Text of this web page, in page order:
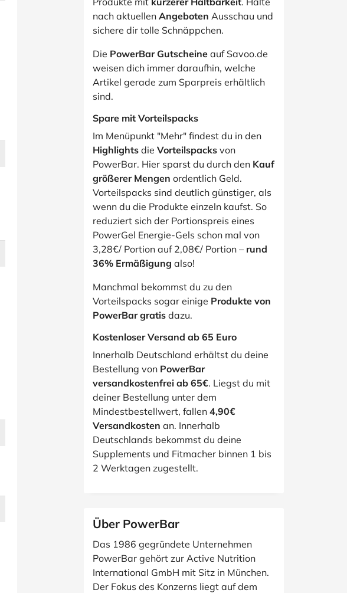
nach aktuellen Angeboten Ausschau und
sichere dir tolle Schnäppchen.
Die PowerBar Gutscheine auf Savoo.de
weisen dich immer daraufhin, welche
Artikel gerade zum Sparpreis erhältlich
sind.
Spare mit Vorteilspacks
Im Menüpunkt "Mehr" findest du in den
Highlights die Vorteilspacks von
PowerBar. Hier sparst du durch den Kauf
größerer Mengen ordentlich Geld.
Vorteilspacks sind deutlich günstiger, als
wenn du die Produkte einzeln kaufst. So
reduziert sich der Portionspreis eines
PowerGel Energie-Gels schon mal von
3,28€/ Portion auf 2,08€/ Portion – rund
36% Ermäßigung also!
Manchmal bekommst du zu den
Vorteilspacks sogar einige Produkte von
PowerBar gratis dazu.
Kostenloser Versand ab 65 Euro
Innerhalb Deutschland erhältst du deine
Bestellung von PowerBar
versandkostenfrei ab 65€. Liegst du mit
deiner Bestellung unter dem
Mindestbestellwert, fallen 4,90€
Versandkosten an. Innerhalb
Deutschlands bekommst du deine
Supplements und Fitmacher binnen 1 bis
2 Werktagen zugestellt.
Über PowerBar
Das 1986 gegründete Unternehmen
PowerBar gehört zur Active Nutrition
International GmbH mit Sitz in München.
Der Fokus des Konzerns liegt auf dem